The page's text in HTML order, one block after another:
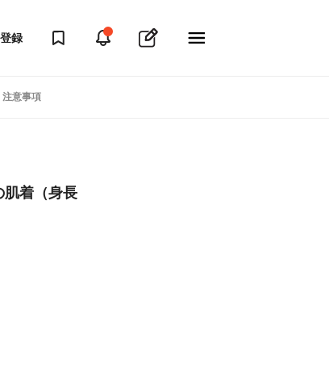
録
注意事項
肌着（身長